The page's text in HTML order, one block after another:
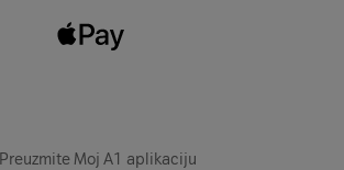
Preuzmite Moj A1 aplikaciju